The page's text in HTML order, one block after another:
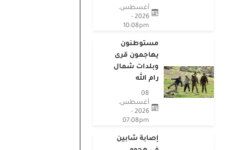
أغسطس،
10:08pm
مستوطنون
يهاجمون قرى
وبلدات شمال
رام الله
08
أغسطس،
07:08pm
إصابة شابين
في هجوم